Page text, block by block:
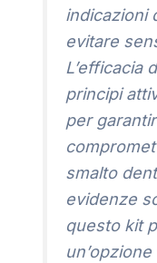
indicazioni
evitare
L’efficacia
principi
per
smalto
evidenze
questo kit